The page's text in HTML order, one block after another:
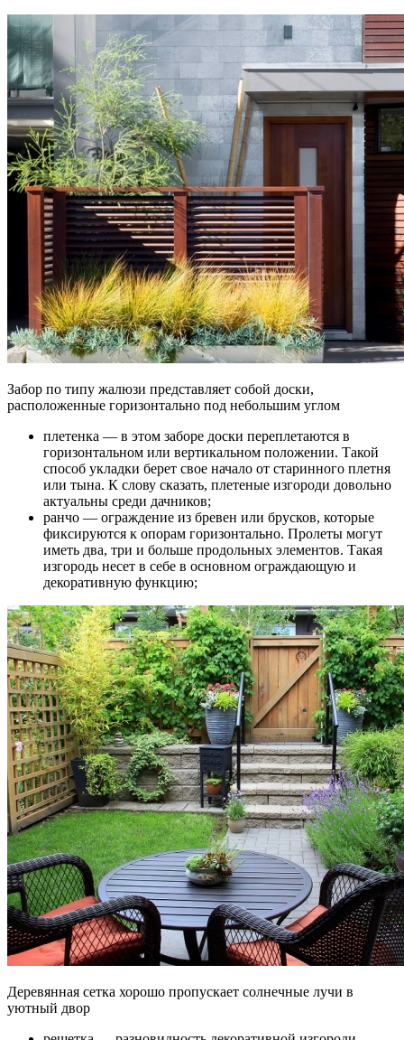
Забор по типу жалюзи представляет собой доски,
расположенные горизонтально под небольшим углом
плетенка — в этом заборе доски переплетаются в
горизонтальном или вертикальном положении. Такой
способ укладки берет свое начало от старинного плетня
или тына. К слову сказать, плетеные изгороди довольно
актуальны среди дачников;
ранчо — ограждение из бревен или брусков, которые
фиксируются к опорам горизонтально. Пролеты могут
иметь два, три и больше продольных элементов. Такая
изгородь несет в себе в основном ограждающую и
декоративную функцию;
Деревянная сетка хорошо пропускает солнечные лучи в
уютный двор